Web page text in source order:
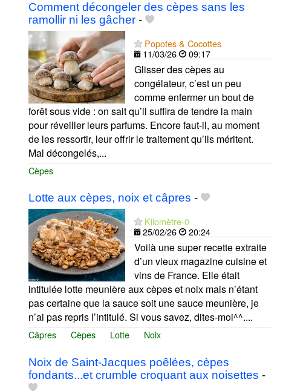
Comment décongeler des cèpes sans les
ramollir ni les gâcher -
Popotes & Cocottes
11/03/26
09:17
Glisser des cèpes au
congélateur, c’est un peu
comme enfermer un bout de
forêt sous vide : on sait qu’il suffira de tendre la main
pour réveiller leurs parfums. Encore faut-il, au moment
de les ressortir, leur offrir le traitement qu’ils méritent.
Mal décongelés,...
Cèpes
Lotte aux cèpes, noix et câpres -
Kilomètre-0
25/02/26
20:24
Voilà une super recette extraite
d’un vieux magazine cuisine et
vins de France. Elle était
intitulée lotte meunière aux cèpes et noix mais n’étant
pas certaine que la sauce soit une sauce meunière, je
n’ai pas repris l’intitulé. Si vous savez, dites-moi^^....
Câpres Cèpes Lotte Noix
Noix de Saint-Jacques poêlées, cèpes
fondants...et crumble croquant aux noisettes -